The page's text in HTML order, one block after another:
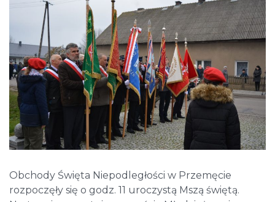
Obchody Święta Niepodległości w Przemęcie
rozpoczęły się o godz. 11 uroczystą Mszą świętą.